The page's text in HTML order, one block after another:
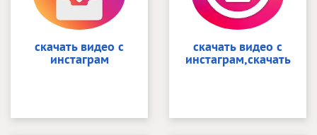
скачать видео с
инстаграм
скачать видео с
инстаграм,скачать